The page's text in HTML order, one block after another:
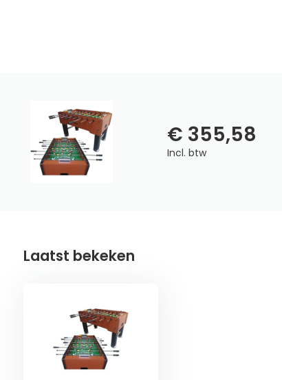
€ 355,58
Incl. btw
Laatst bekeken